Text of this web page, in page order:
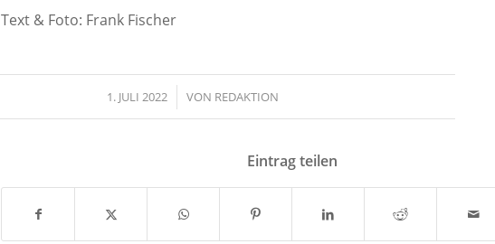
Text & Foto: Frank Fischer
1. JULI 2022
/ VON REDAKTION
Eintrag teilen